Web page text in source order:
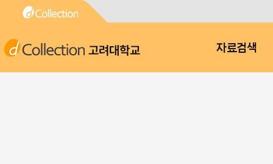
고려대학교 자료검색